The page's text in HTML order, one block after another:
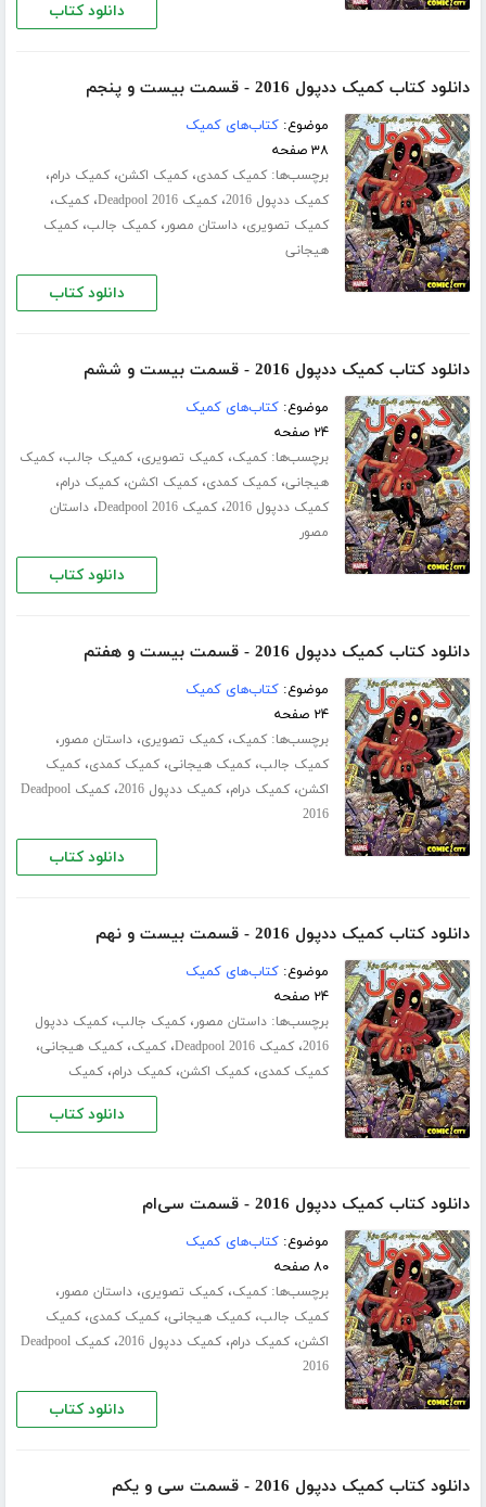
دانلود کتاب
دانلود کتاب کمیک ددپول 2016 - قسمت بیست و پنجم
موضوع:کتاب‌های کمیک
۳۸ صفحه
برچسب‌ها:کمیک کمدی،کمیک اکشن،کمیک درام،
کمیک ددپول 2016 ،کمیک Deadpool 2016 ،کمیک،
کمیک تصویری،داستان مصور،کمیک جالب،کمیک
هیجانی
دانلود کتاب
دانلود کتاب کمیک ددپول 2016 - قسمت بیست و ششم
موضوع:کتاب‌های کمیک
۲۴ صفحه
برچسب‌ها:کمیک،کمیک تصویری،کمیک جالب،کمیک
هیجانی،کمیک کمدی،کمیک اکشن،کمیک درام،
کمیک ددپول 2016 ،کمیک Deadpool 2016 ،داستان
مصور
دانلود کتاب
دانلود کتاب کمیک ددپول 2016 - قسمت بیست و هفتم
موضوع:کتاب‌های کمیک
۲۴ صفحه
برچسب‌ها:کمیک،کمیک تصویری،داستان مصور،
کمیک جالب،کمیک هیجانی،کمیک کمدی،کمیک
اکشن،کمیک درام،کمیک ددپول 2016 ،
کمیک Deadpool
2016
دانلود کتاب
دانلود کتاب کمیک ددپول 2016 - قسمت بیست و نهم
موضوع:کتاب‌های کمیک
۲۴ صفحه
برچسب‌ها:داستان مصور،کمیک جالب،کمیک ددپول
2016،کمیک Deadpool 2016 ،کمیک،کمیک هیجانی،
کمیک کمدی،کمیک اکشن،کمیک درام،کمیک
دانلود کتاب
دانلود کتاب کمیک ددپول 2016 - قسمت سی‌ام
موضوع:کتاب‌های کمیک
۸۰ صفحه
برچسب‌ها:کمیک،کمیک تصویری،داستان مصور،
کمیک جالب،کمیک هیجانی،کمیک کمدی،کمیک
اکشن،کمیک درام،کمیک ددپول 2016 ،
کمیک Deadpool
2016
دانلود کتاب
دانلود کتاب کمیک ددپول 2016 - قسمت سی‌ و یکم